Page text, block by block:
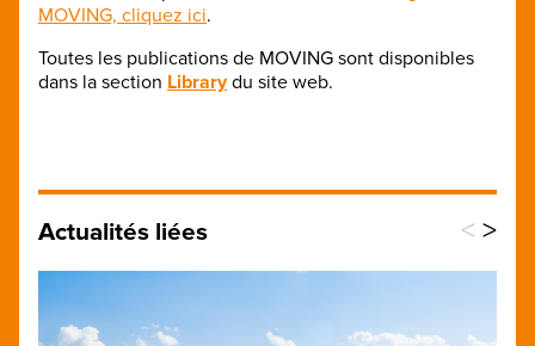
MOVING, cliquez ici.
Toutes les publications de MOVING sont disponibles
dans la section Librarydu site web.
Actualités liées < >